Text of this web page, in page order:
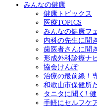
みんなの健康
健康トピックス
医療TOPICS
みんなの健康フ
内科の先生に聞
歯医者さんに聞
形成外科診療ナ
協会けんぽ
治療の最前線！
和歌山市保健所
タニタに聞く!
手軽にセルフケ